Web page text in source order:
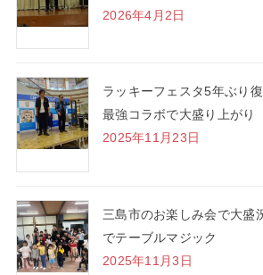
2026年4月2日
ラッキーフェスタ5年ぶり
最強コラボで大盛り上がり
2025年11月23日
三島市のお楽しみ会で大盛
でテーブルマジック
2025年11月3日